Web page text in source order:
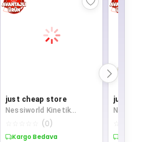
just cheap store
Nessiworld Kinetik
Gökkuşağı Oyun Kumu
Kale
(0)
Sepette %11 İndirim
just
Ördek